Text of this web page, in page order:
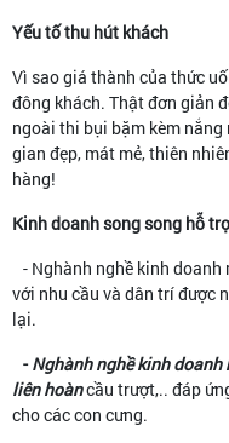
Yếu tố thu hút khách
Vì sao giá thành của thức
đông khách. Thật đơn giản
ngoài thi bụi bặm kèm
gian đẹp, mát mẻ, thiên
hàng!
Kinh doanh song song hỗ
- Nghành nghề kinh
với nhu cầu và dân trí được
lại.
-Nghành nghề kinh doanh
liên hoàncầu trượt,.. đáp
cho các con cưng.